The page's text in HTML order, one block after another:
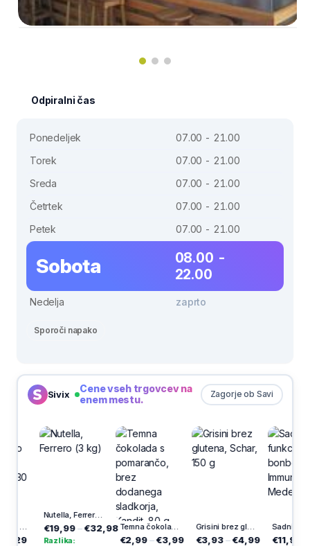
Odpiralni čas
Ponedeljek
07.00 - 21.00
Torek
07.00 - 21.00
Sreda
07.00 - 21.00
Četrtek
07.00 - 21.00
Petek
07.00 - 21.00
Sobota
08.00 -
22.00
Nedelja zaprto
Sporoči napako
Sivix Zagorje ob Savi
Cene vseh trgovcev na
enem mestu.
Nutella, Ferrero (3 kg)
€19,99– €32,98
Razlika:
Temna čokolada s pomarančo, brez dodanega sladkorja, Kandit, 80 g
€2,99– €3,99
Grisini brez glutena, Schar, 150 g
€3,93– €4,99 €11,99–